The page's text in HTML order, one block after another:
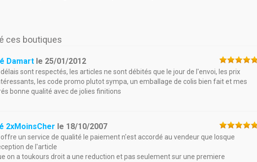
ces boutiques
Damart le 25/01/2012
sont respectés, les articles ne sont débités que le jour de l'envoi, les prix
les code promo plutot sympa, un emballage de colis bien fait et mes
bonne qualité avec de jolies finitions
2xMoinsCher le 18/10/2007
un service de qualité le paiement n'est accordé au vendeur que losque
de l'article
on a toukours droit a une reduction et pas seulement sur une premiere